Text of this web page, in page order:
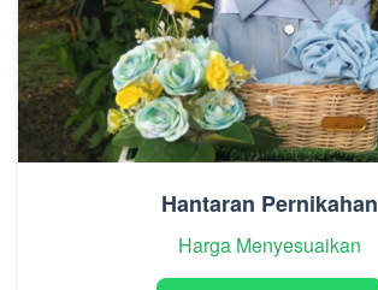
Hantaran Pernikahan
Harga Menyesuaikan